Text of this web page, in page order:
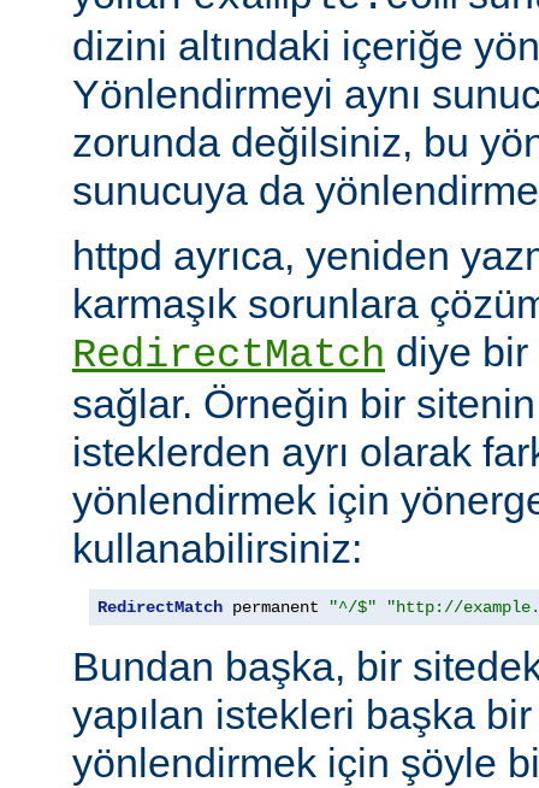
dizini altındaki içeriğe
Yönlendirmeyi aynı
zorunda değilsiniz, bu
sunucuya da
httpd ayrıca, yeniden
karmaşık sorunlara
RedirectMatch diye
sağlar. Örneğin bir
isteklerden ayrı olarak
yönlendirmek için
kullanabilirsiniz:
RedirectMatch permanent "^/$" "http://
Bundan başka, bir
yapılan istekleri başka
yönlendirmek için şöyle